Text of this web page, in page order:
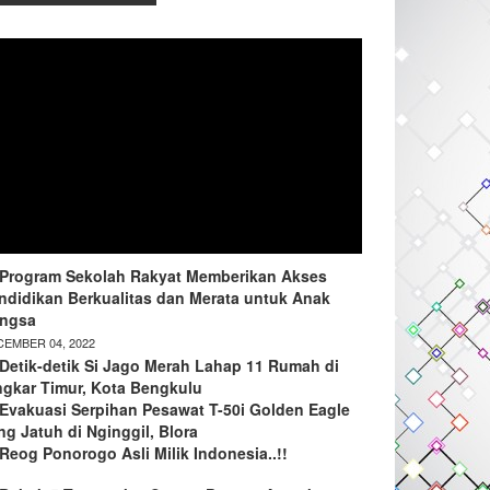
Sekolah Rakyat Memberikan Akses
Berkualitas dan Merata untuk Anak
04, 2022
Detik-detik Si Jago Merah Lahap 11 Rumah di
Timur, Kota Bengkulu
Evakuasi Serpihan Pesawat T-50i Golden Eagle
Jatuh di Nginggil, Blora
Reog Ponorogo Asli Milik Indonesia..!!